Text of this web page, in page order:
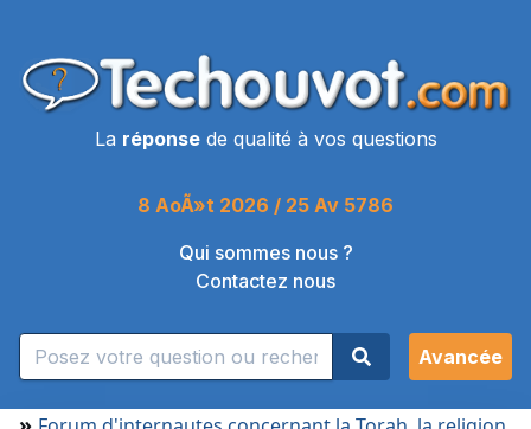
La réponsede qualité à vos questions
8 AoÃ»t 2026 / 25 Av 5786
Qui sommes nous ?
Contactez nous
Avancée